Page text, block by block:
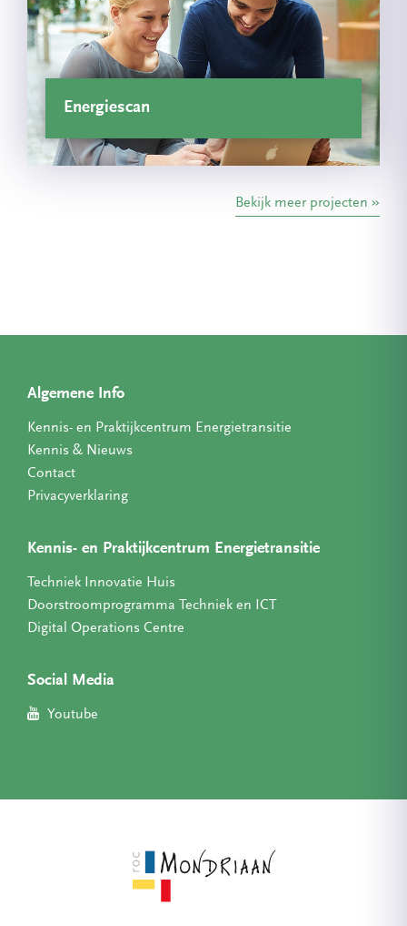
Energiescan
Bekijk meer projecten
Algemene Info
Kennis- en Praktijkcentrum Energietransitie
Kennis & Nieuws
Contact
Privacyverklaring
Kennis- en Praktijkcentrum Energietransitie
Techniek Innovatie Huis
Doorstroomprogramma Techniek en ICT
Digital Operations Centre
Social Media
Youtube